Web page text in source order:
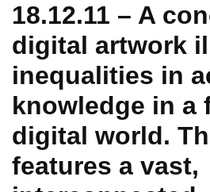
18.12.11 – A
digital artwork
inequalities in
knowledge in a
digital world.
features a vast,